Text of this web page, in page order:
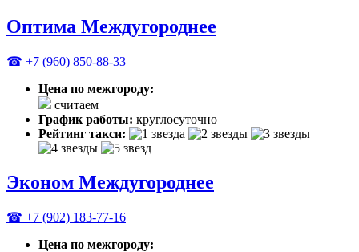
Оптима Междугороднее
☎ +7 (960) 850-88-33
Цена по межгороду:
считаем
График работы: круглосуточно
Рейтинг такси:
Эконом Междугороднее
☎ +7 (902) 183-77-16
Цена по межгороду: